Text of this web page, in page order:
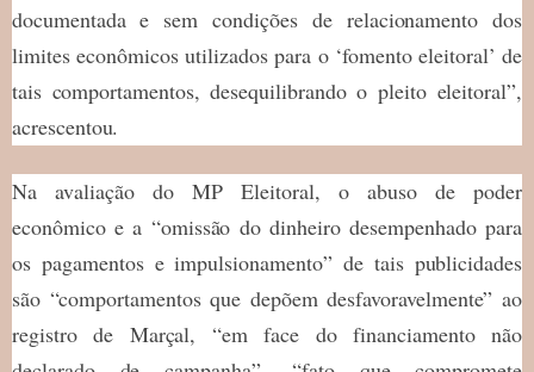
documentada e sem condições de relacionamento dos
limites econômicos utilizados para o ‘fomento eleitoral’ de
tais comportamentos, desequilibrando o pleito eleitoral”,
acrescentou.
Na avaliação do MP Eleitoral, o abuso de poder
econômico e a “omissão do dinheiro desempenhado para
os pagamentos e impulsionamento” de tais publicidades
são “comportamentos que depõem desfavoravelmente” ao
registro de Marçal, “em face do financiamento não